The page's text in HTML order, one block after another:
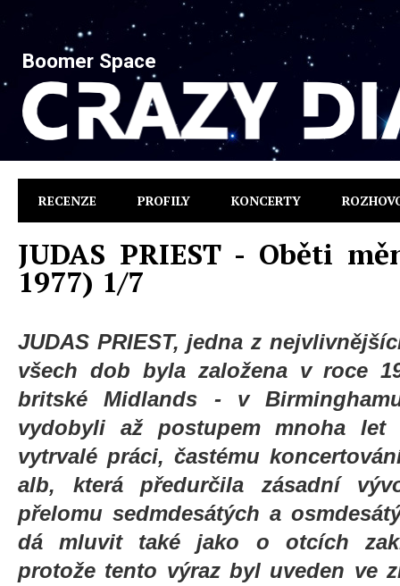
Boomer Space
RECENZE PROFILY KONCERTY
JUDAS PRIEST - Oběti
1977) 1/7
JUDAS PRIEST, jedna z
všech dob byla založena v roce
britské Midlands - v
vydobyli až postupem mnoha
vytrvalé práci, častému
alb, která předurčila zásadní
přelomu sedmdesátých a
dá mluvit také jako o otcích
protože tento výraz byl uveden ve